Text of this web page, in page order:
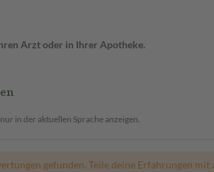
Arzt oder in Ihrer Apotheke.
in der aktuellen Sprache anzeigen.
gefunden. Teile deine Erfahrungen mit